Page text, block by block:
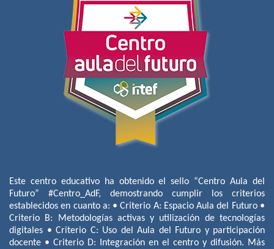
Este centro educativo ha obtenido el sello “Centro Aula del
Futuro” #Centro_AdF, demostrando cumplir los criterios
establecidos en cuanto a: • Criterio A: Espacio Aula del Futuro •
Criterio B: Metodologías activas y utilización de tecnologías
digitales • Criterio C: Uso del Aula del Futuro y participación
docente • Criterio D: Integración en el centro y difusión. Más